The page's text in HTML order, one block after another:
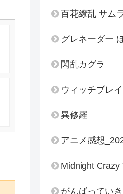
百花繚乱 サム
グレネーダー
閃乱カグラ
ウィッチブレ
異修羅
アニメ感想
Midnight Crazy
がんばってい